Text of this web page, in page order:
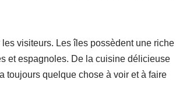
visiteurs. Les îles possèdent une riche
et espagnoles. De la cuisine délicieuse
toujours quelque chose à voir et à faire